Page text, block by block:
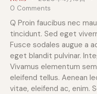
0 Comments
Q Proin faucibus nec
tincidunt. Sed eget
Fusce sodales augue a
eget blandit pulvinar.
Vivamus elementum
eleifend tellus. Aenean
vitae, eleifend ac, enim.